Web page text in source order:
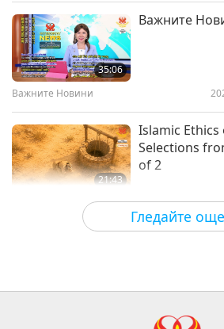
Гледайте още
35:06
Важните
Важните Новини
21:43
Islamic Ethics
Selections
of 2
Слова на Мъдростта
19:47